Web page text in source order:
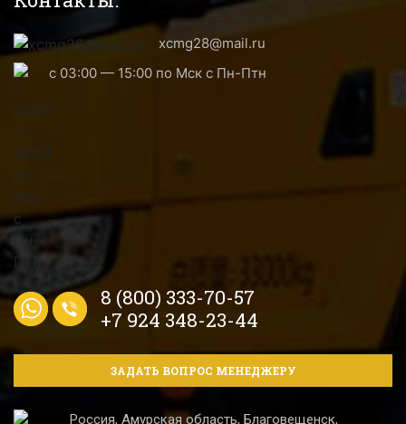
xcmg28@mail.ru
с 03:00 — 15:00 по Мск с Пн-Птн
8 (800) 333-70-57
+7 924 348-23-44
ЗАДАТЬ ВОПРОС МЕНЕДЖЕРУ
Россия, Амурская область, Благовещенск,